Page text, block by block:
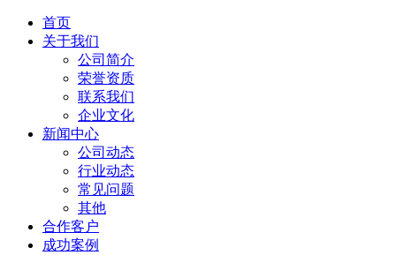
首页
关于我们
公司简介
荣誉资质
联系我们
企业文化
新闻中心
公司动态
行业动态
常见问题
其他
合作客户
成功案例